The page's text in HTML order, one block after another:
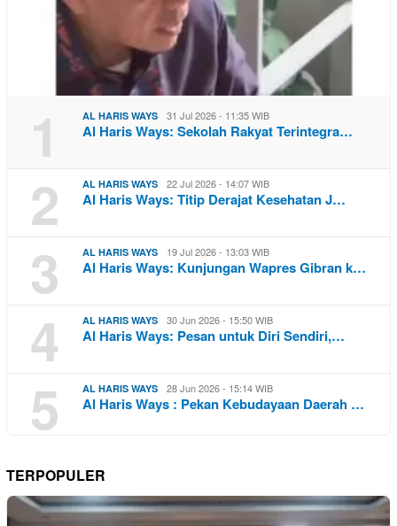
1 AL HARIS WAYS 31 Jul 2026 - 11:35 WIB
Al Haris Ways: Sekolah Rakyat Terintegra…
2 AL HARIS WAYS 22 Jul 2026 - 14:07 WIB
Al Haris Ways: Titip Derajat Kesehatan J…
3 AL HARIS WAYS 19 Jul 2026 - 13:03 WIB
Al Haris Ways: Kunjungan Wapres Gibran k…
4 AL HARIS WAYS 30 Jun 2026 - 15:50 WIB
Al Haris Ways: Pesan untuk Diri Sendiri,…
5 AL HARIS WAYS 28 Jun 2026 - 15:14 WIB
Al Haris Ways : Pekan Kebudayaan Daerah …
TERPOPULER